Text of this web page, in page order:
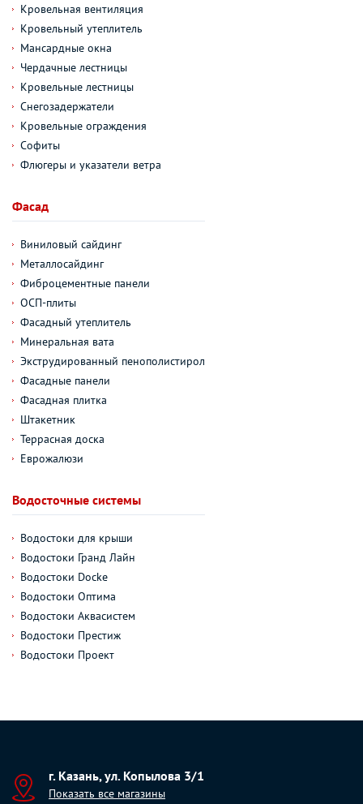
Кровельная вентиляция
Кровельный утеплитель
Мансардные окна
Чердачные лестницы
Кровельные лестницы
Снегозадержатели
Кровельные ограждения
Софиты
Флюгеры и указатели ветра
Фасад
Виниловый сайдинг
Металлосайдинг
Фиброцементные панели
ОСП-плиты
Фасадный утеплитель
Минеральная вата
Экструдированный пенополистирол
Фасадные панели
Фасадная плитка
Штакетник
Террасная доска
Еврожалюзи
Водосточные системы
Водостоки для крыши
Водостоки Гранд Лайн
Водостоки Docke
Водостоки Оптима
Водостоки Аквасистем
Водостоки Престиж
Водостоки Проект
г. Казань, ул. Копылова 3/1
Показать все магазины